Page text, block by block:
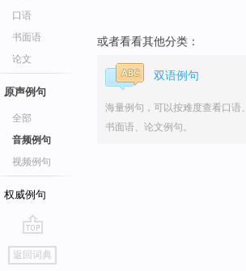
口语
书面语
论文
原声例句
全部
音频例句
视频例句
权威例句
go
top
返回词典
或者看看其他分类：
双语例句
海量例句，可以按难度查看口语、
书面语、论文例句。